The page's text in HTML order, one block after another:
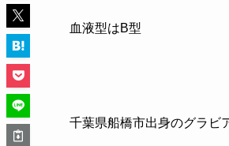
血液型はB型
千葉県船橋市出身のグラビ